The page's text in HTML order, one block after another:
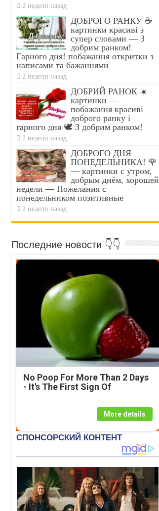
One Teaspoon And All The Worms
In The Body Die Instantly
2 недели назад
ДОБРОГО РАНКУ ☕
картинки красиві з
супер словами — З
добрим ранком!
Гарного дня! побажання откритки з
написами та бажаннями
2 недели назад
ДОБРИЙ РАНОК ☀️
картинки —
побажання красиві
доброго ранку і
гарного дня 🕊️ З добрим ранком!
2 недели назад
ДОБРОГО ДНЯ
ПОНЕДЕЛЬНИКА! 🌹
— картинки с утром,
добрым днём, хорошей
недели — Пожелания с
понедельником позитивные
2 недели назад
Последние новости 👇👇
No Poop For More Than 2 Days
- It's The First Sign Of
More details